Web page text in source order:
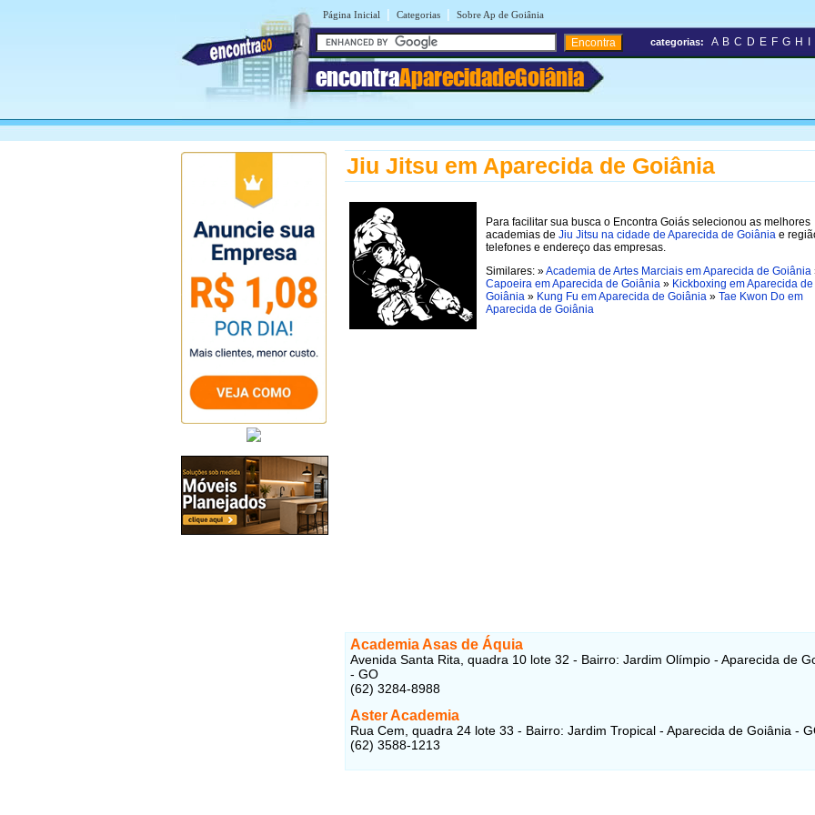
Página Inicial | Categorias | Sobre Ap de Goiânia
encontraAparecidadeGoiânia
categorias: A B C D E F G H
Jiu Jitsu em Aparecida de Goiânia
Para facilitar sua busca o Encontra Goiás selecionou as melhores
academias de Jiu Jitsu na cidade de Aparecida de Goiânia e
telefones e endereço das empresas.
Similares: »Academia de Artes Marciais em Aparecida de Goiânia
Capoeira em Aparecida de Goiânia » Kickboxing em Aparecida de
Goiânia » Kung Fu em Aparecida de Goiânia » Tae Kwon Do em
Aparecida de Goiânia
Academia Asas de Áquia
Avenida Santa Rita, quadra 10 lote 32 - Bairro: Jardim Olímpio - Aparecida de
- GO
(62) 3284-8988
Aster Academia
Rua Cem, quadra 24 lote 33 - Bairro: Jardim Tropical - Aparecida de Goiânia -
(62) 3588-1213